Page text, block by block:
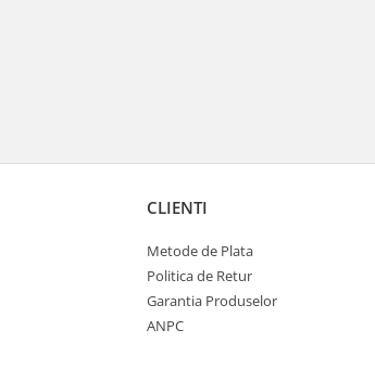
CLIENTI
Metode de Plata
Politica de Retur
Garantia Produselor
ANPC